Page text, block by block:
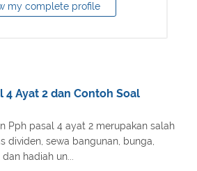
my complete profile
4 Ayat 2 dan Contoh Soal
Pph pasal 4 ayat 2 merupakan salah
dividen, sewa bangunan, bunga,
hadiah un...